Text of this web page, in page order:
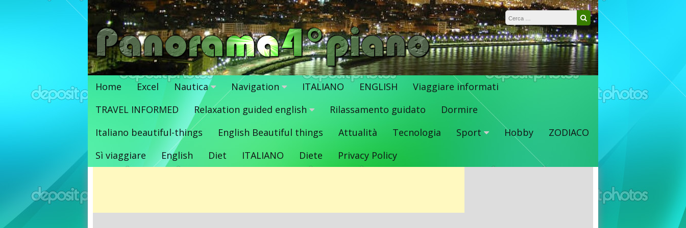
Vai
contenuto
Ricerca per:
Cerca
Home Excel Nautica Navigation ITALIANO ENGLISH
Viaggiare informati
TRAVEL INFORMED
Relaxation guided english Rilassamento guidato
Dormire
Italiano beautiful-things
English Beautiful things Attualità Tecnologia Sport Hobby
ZODIACO
Sì viaggiare
English Diet ITALIANO Diete Privacy Policy